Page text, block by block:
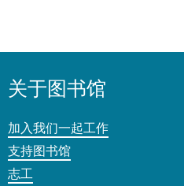
关于图书馆
加入我们一起工作
支持图书馆
志工